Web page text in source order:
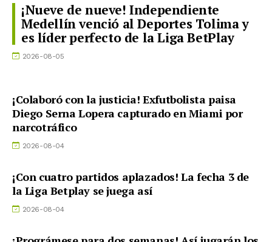
¡Nueve de nueve! Independiente
Medellín venció al Deportes Tolima y
es líder perfecto de la Liga BetPlay
2026-08-05
¡Colaboró con la justicia! Exfutbolista paisa
Diego Serna Lopera capturado en Miami por
narcotráfico
2026-08-04
¡Con cuatro partidos aplazados! La fecha 3 de
la Liga Betplay se juega así
2026-08-04